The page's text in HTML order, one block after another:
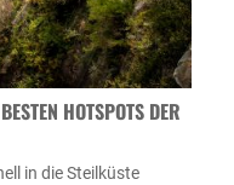
HOTSPOTS DER A
in die Steilküste